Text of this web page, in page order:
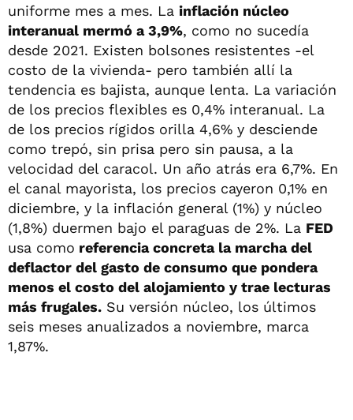
uniforme mes a mes. La inflación núcleo
interanual mermó a 3,9%, como no sucedía
desde 2021. Existen bolsones resistentes -el
costo de la vivienda- pero también allí la
tendencia es bajista, aunque lenta. La variación
de los precios flexibles es 0,4% interanual. La
de los precios rígidos orilla 4,6% y desciende
como trepó, sin prisa pero sin pausa, a la
velocidad del caracol. Un año atrás era 6,7%. En
el canal mayorista, los precios cayeron 0,1% en
diciembre, y la inflación general (1%) y núcleo
(1,8%) duermen bajo el paraguas de 2%. La FED
usa como referencia concreta la marcha del
deflactor del gasto de consumo que pondera
menos el costo del alojamiento y trae lecturas
más frugales. Su versión núcleo, los últimos
seis meses anualizados a noviembre, marca
1,87%.